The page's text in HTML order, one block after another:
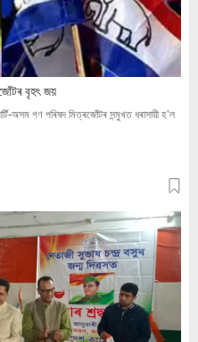
বৃহৎ জয়
অসম গণ পৰিষদ মিত্ৰজোঁটৰ সন্মুখত ধৰাসায়ী হ'ল